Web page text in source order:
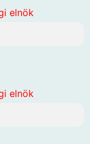
elnök
elnök